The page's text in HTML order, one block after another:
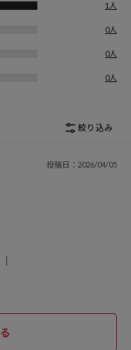
1人
0人
0人
0人
絞り込み
投稿日：2026/04/05